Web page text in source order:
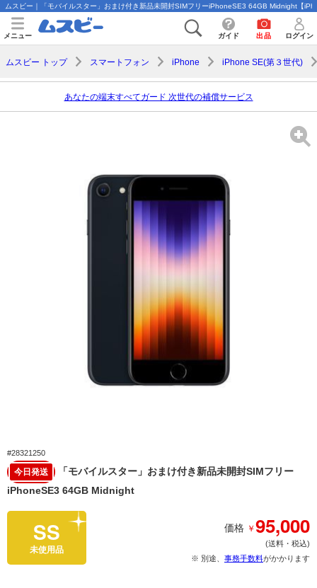
ムスビー｜「モバイルスター」おまけ付き新品未開封SIMフリーiPhoneSE3 64GB Midnight【
メニュー ガイド 出品 ログイン
ムスビー トップ スマートフォン iPhone iPhone SE(第３世代)
あなたの端末すべてガード 次世代の補償サービス
#28321250
今日発送
「モバイルスター」おまけ付き新品未開封SIMフリー
iPhoneSE3 64GB Midnight
SS
未使用品
価格 ￥95,000
(送料・税込)
※ 別途、 事務手数料がかかります